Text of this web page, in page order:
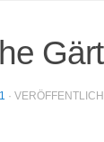
·